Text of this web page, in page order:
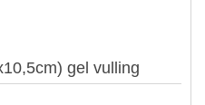
gel vulling